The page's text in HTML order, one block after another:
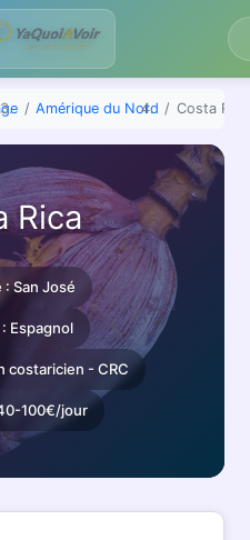
Amérique du Nord Costa Rica
Rica
: San José
Espagnol
costaricien - CRC
100€/jour